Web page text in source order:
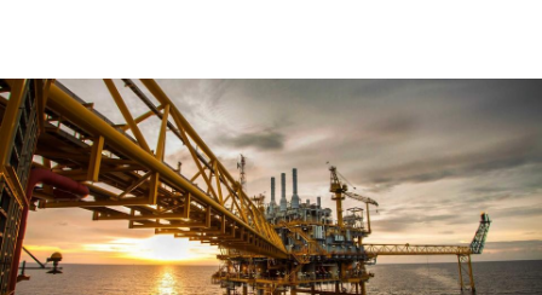
olja gas